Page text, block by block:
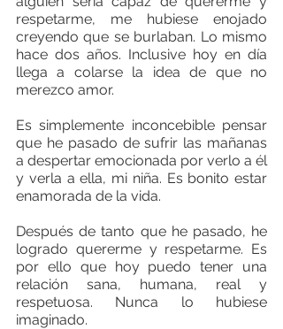
respetarme, me hubiese enojado
creyendo que se burlaban. Lo mismo
hace dos años. Inclusive hoy en día
llega a colarse la idea de que no
merezco amor.
Es simplemente inconcebible pensar
que he pasado de sufrir las mañanas
a despertar emocionada por verlo a él
y verla a ella, mi niña. Es bonito estar
enamorada de la vida.
Después de tanto que he pasado, he
logrado quererme y respetarme. Es
por ello que hoy puedo tener una
relación sana, humana, real y
respetuosa. Nunca lo hubiese
imaginado.